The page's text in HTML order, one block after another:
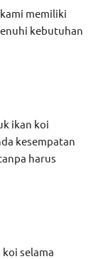
memiliki
kebutuhan
ikan koi
kesempatan
harus
selama